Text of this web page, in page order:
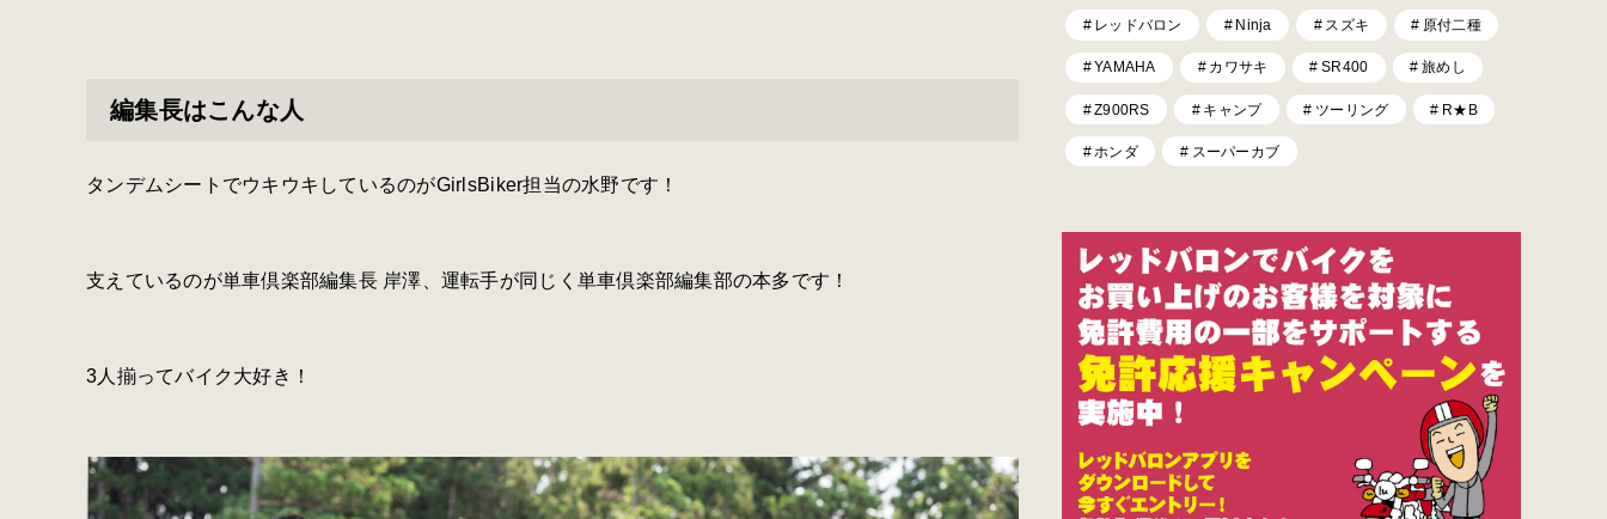
編集長はこんな人
タンデムシートでウキウキしているのがGirlsBiker担当の水野です！
支えているのが単車倶楽部編集長 岸澤、運転手が同じく単車倶楽部編集部の本多です！
3人揃ってバイク大好き！
レッドバロン Ninja スズキ 原付二種
YAMAHA カワサキ SR400 旅めし
Z900RS キャンプ ツーリング R★B
ホンダ スーパーカブ